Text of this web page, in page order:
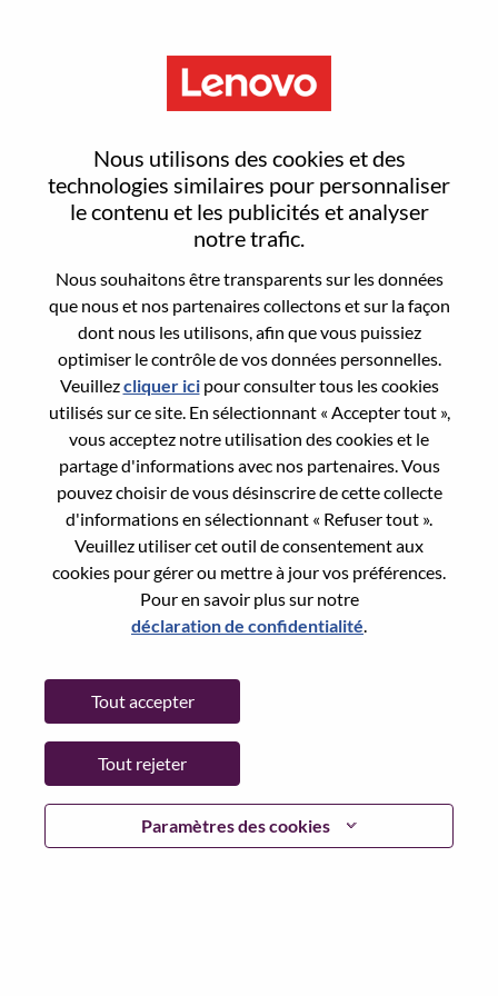
Nous utilisons des cookies et des
technologies similaires pour personnaliser
le contenu et les publicités et analyser
notre trafic.
Nous souhaitons être transparents sur les données
que nous et nos partenaires collectons et sur la façon
dont nous les utilisons, afin que vous puissiez
optimiser le contrôle de vos données personnelles.
Veuillezcliquer icipour consulter tous les cookies
utilisés sur ce site. En sélectionnant « Accepter tout »,
vous acceptez notre utilisation des cookies et le
partage d'informations avec nos partenaires. Vous
pouvez choisir de vous désinscrire de cette collecte
d'informations en sélectionnant « Refuser tout ».
Veuillez utiliser cet outil de consentement aux
cookies pour gérer ou mettre à jour vos préférences.
Pour en savoir plus sur notre
déclaration de confidentialité.
Paramètres des cookies
Tout accepter
Tout rejeter
Reset password
Are you sure you want to reset your
Enter the email address associated with your
account, then click "Continue".
We will email you a link to reset your
password.
Reset password with your e-mail
E-mail*
Continue
Go Back